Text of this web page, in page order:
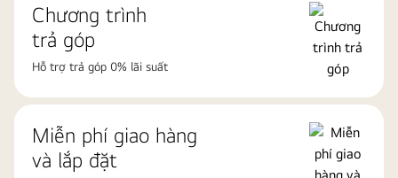
Chương trình
trả góp
Hỗ trợ trả góp 0% lãi suất
Miễn phí giao hàng
và lắp đặt